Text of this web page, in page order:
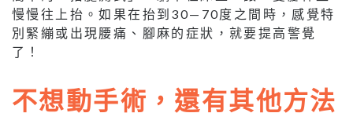
慢慢往上抬。如果在抬到30—70度之間時，感覺特
別緊繃或出現腰痛、腳麻的症狀，就要提高警覺
了！
不想動手術，還有其他方法